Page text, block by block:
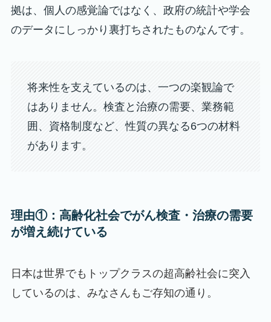
拠は、個人の感覚論ではなく、政府の統計や学会
のデータにしっかり裏打ちされたものなんです。
将来性を支えているのは、一つの楽観論で
はありません。検査と治療の需要、業務範
囲、資格制度など、性質の異なる6つの材料
があります。
理由①：高齢化社会でがん検査・治療の需要
が増え続けている
日本は世界でもトップクラスの超高齢社会に突入
しているのは、みなさんもご存知の通り。